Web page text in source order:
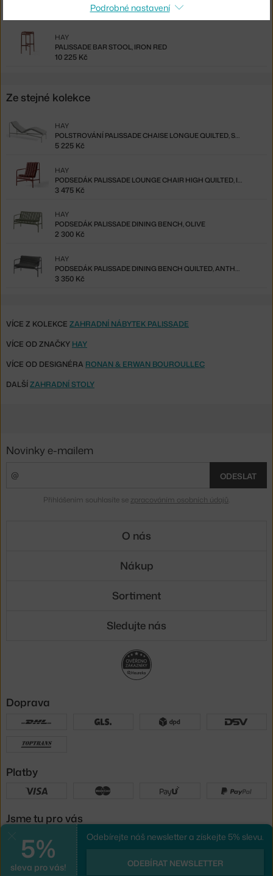
Související produkty
PALISSADE BAR STOOL, IRON RED
HAY
10 225 Kč
Ze stejné kolekce
POLSTROVÁNÍ PALISSADE CHAISE LONGUE QUILTED, SKY GREY
HAY
5 225 Kč
PODSEDÁK PALISSADE LOUNGE CHAIR HIGH QUILTED, IRON RED
HAY
3 475 Kč
PODSEDÁK PALISSADE DINING BENCH, OLIVE
HAY
2 300 Kč
PODSEDÁK PALISSADE DINING BENCH QUILTED, ANTHRACITE
HAY
3 350 Kč
VÍCE Z KOLEKCE ZAHRADNÍ NÁBYTEK PALISSADE
VÍCE OD ZNAČKY HAY
VÍCE OD DESIGNÉRA RONAN & ERWAN BOUROULLEC
DALŠÍZAHRADNÍ STOLY
Podrobné nastavení
5%
sleva pro vás!
Odebírejte náš newsletter a získejte 5% slevu.
ODEBÍRAT NEWSLETTER
Novinky e-mailem
ODESLAT
Přihlášením souhlasíte se zpracováním osobních údajů
O nás
Nákup
Sortiment
Sledujte nás
Doprava
Platby
Jsme tu pro vás
e-shop na míruod